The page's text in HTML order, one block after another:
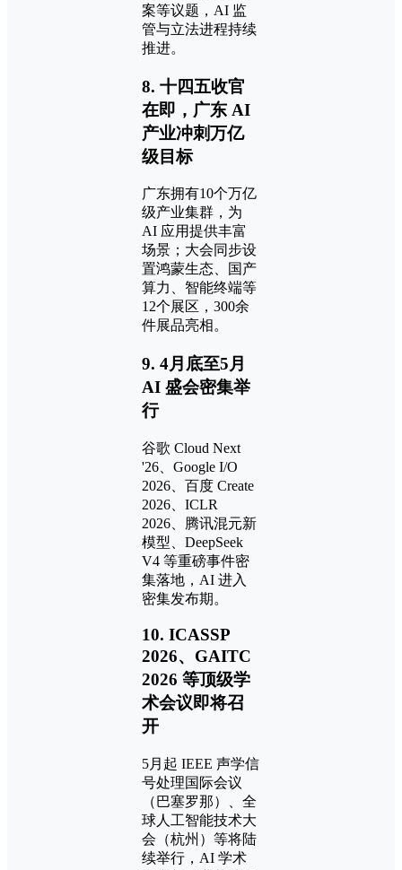
案等议题，AI 监
管与立法进程持续
推进。
8. 十四五收官
在即，广东 AI
产业冲刺万亿
级目标
广东拥有10个万亿
级产业集群，为
AI 应用提供丰富
场景；大会同步设
置鸿蒙生态、国产
算力、智能终端等
12个展区，300余
件展品亮相。
9. 4月底至5月
AI 盛会密集举
行
谷歌 Cloud Next
'26、Google I/O
2026、百度 Create
2026、ICLR
2026、腾讯混元新
模型、DeepSeek
V4 等重磅事件密
集落地，AI 进入
密集发布期。
10. ICASSP
2026、GAITC
2026 等顶级学
术会议即将召
开
5月起 IEEE 声学信
号处理国际会议
（巴塞罗那）、全
球人工智能技术大
会（杭州）等将陆
续举行，AI 学术